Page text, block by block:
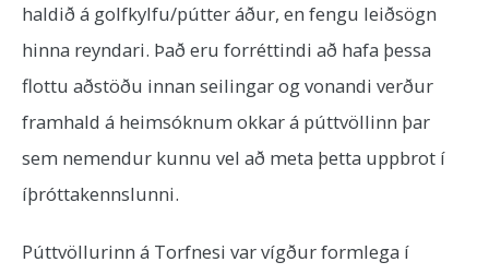
haldið á golfkylfu/pútter áður, en fengu leiðsögn
hinna reyndari. Það eru forréttindi að hafa þessa
flottu aðstöðu innan seilingar og vonandi verður
framhald á heimsóknum okkar á púttvöllinn þar
sem nemendur kunnu vel að meta þetta uppbrot í
íþróttakennslunni.
Púttvöllurinn á Torfnesi var vígður formlega í